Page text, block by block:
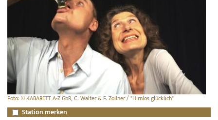
Foto: © KABARETT A-Z GbR, C. Walter & F. Zollner / "Hirnlos glücklich"
Station merken